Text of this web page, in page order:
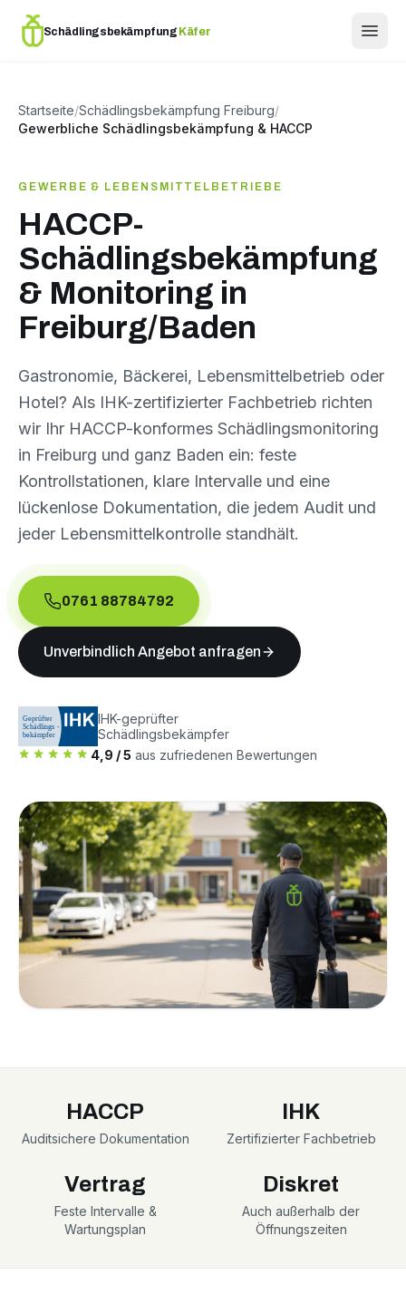
Schädlingsbekämpfung Käfer
Startseite/Schädlingsbekämpfung Freiburg/
Gewerbliche Schädlingsbekämpfung & HACCP
GEWERBE & LEBENSMITTELBETRIEBE
HACCP-
Schädlingsbekämpfung
& Monitoring in
Freiburg/Baden
Gastronomie, Bäckerei, Lebensmittelbetrieb oder
Hotel? Als IHK-zertifizierter Fachbetrieb richten
wir Ihr HACCP-konformes Schädlingsmonitoring
in Freiburg und ganz Baden ein: feste
Kontrollstationen, klare Intervalle und eine
lückenlose Dokumentation, die jedem Audit und
jeder Lebensmittelkontrolle standhält.
0761 88784792
Unverbindlich Angebot anfragen
IHK-geprüfter
Schädlingsbekämpfer
4,9 / 5 aus zufriedenen Bewertungen
HACCP
Auditsichere Dokumentation
IHK
Zertifizierter Fachbetrieb
Vertrag
Feste Intervalle &
Wartungsplan
Diskret
Auch außerhalb der
Öffnungszeiten